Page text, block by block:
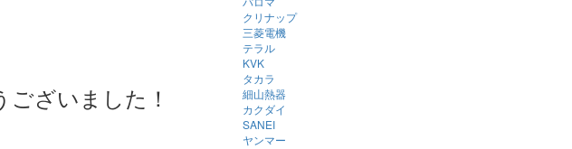
ざいました！
クリナップ
三菱電機
テラル
KVK
タカラ
細山熱器
カクダイ
SANEI
ヤンマー